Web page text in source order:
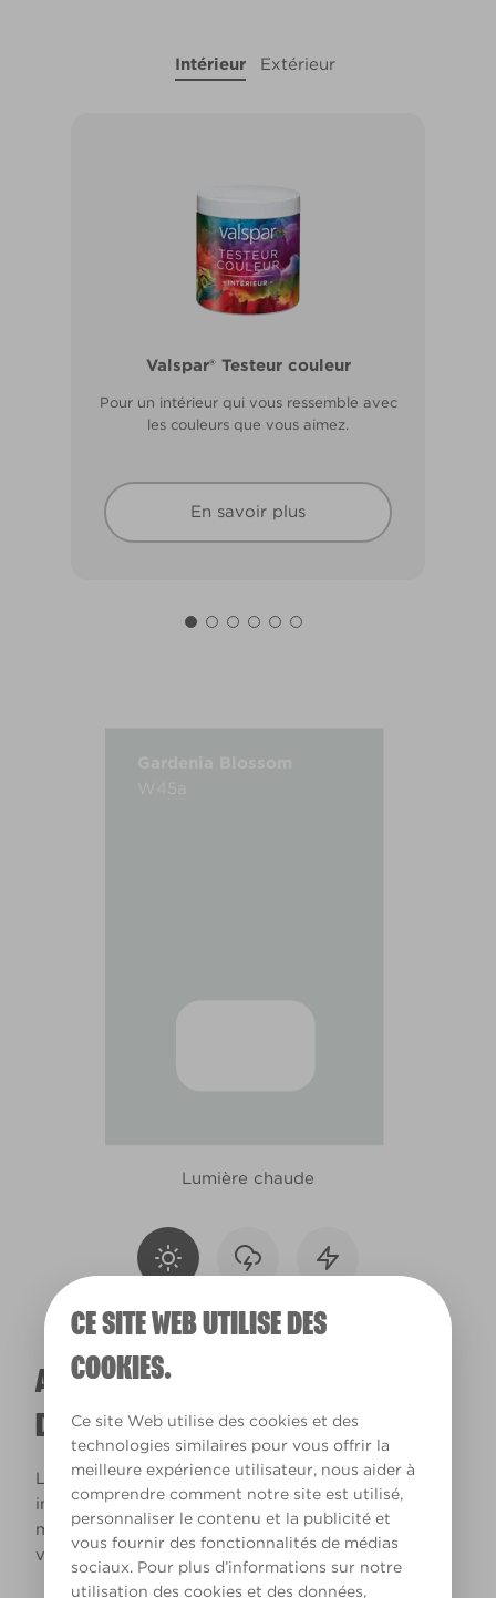
CE SITE WEB UTILISE DES
COOKIES.
Ce site Web utilise des cookies et des
technologies similaires pour vous offrir la
meilleure expérience utilisateur, nous aider à
comprendre comment notre site est utilisé,
personnaliser le contenu et la publicité et
vous fournir des fonctionnalités de médias
sociaux. Pour plus d’informations sur notre
utilisation des cookies et des données,
Intérieur Extérieur
Valspar® Testeur couleur
Pour un intérieur qui vous ressemble avec
les couleurs que vous aimez.
En savoir plus
Valspar® Pro Extérieur Boiseries et
Résiste aux fissures et à l’écaillage. Résiste
Lumière chaude
A QUOI RESSEMBLERA CETTE COULEUR
DANS VOTRE MAISON ?
La lumière naturelle et l’éclairage jouent un rôle
important sur le rendu des couleurs dans votre
maison. Utilisez cet outil pour voir le rendu de
votre couleur en fonction de la lumière.